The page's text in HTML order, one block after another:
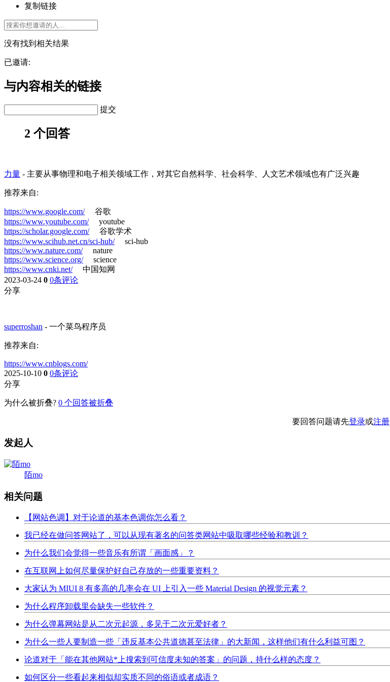
复制链接
没有找到相关结果
已邀请:
与内容相关的链接
提交
2 个回答
力量 - 主要从事物理和电子相关领域工作，对其它自然科学、社会科学、人文艺术领域也有广泛兴趣
推荐来自:
https://www.google.com/谷歌
https://www.youtube.com/youtube
https://scholar.google.com/谷歌学术
https://www.scihub.net.cn/sci-hub/sci-hub
https://www.nature.com/nature
https://www.science.org/science
https://www.cnki.net/中国知网
2023-03-24 0 0条评论
分享
superroshan - 一个菜鸟程序员
推荐来自:
https://www.cnblogs.com/
2025-10-10 0 0条评论
分享
为什么被折叠? 0 个回答被折叠
要回答问题请先登录或注册
发起人
陌mo
相关问题
【网站色调】对于论道的基本色调你怎么看？
我已经在做问答网站了，可以从现有著名的问答类网站中吸取哪些经验和教训？
为什么我们会觉得一些音乐有所谓「画面感」？
在互联网上如何尽量保护好自己存放的一些重要资料？
大家认为 MIUI 8 有多高的几率会在 UI 上引入一些 Material Design 的视觉元素？
为什么程序卸载里会缺失一些软件？
为什么弹幕网站是从二次元起源，多见于二次元爱好者？
为什么一些人要制造一些「违反基本公共道德甚至法律」的大新闻，这样他们有什么利益可图？
论道对于「能在其他网站*上搜索到可信度未知的答案」的问题，持什么样的态度？
如何区分一些看起来相似却实质不同的俗语或者成语？